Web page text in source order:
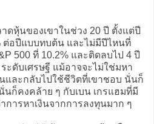
ดหุ้นของเขาในช่วง 20 ปี ตั้งแต่ปี
ต่อปีแบบทบต้น และไม่มีปีไหนที่
500 ที่ 10.2% และติดลบไป 4 ปี
ะดับเศรษฐี แม้อาจจะไม่ใช่มหา
นและกลับไปใช้ชีวิตที่เขาชอบ นั่นก็
ก็คงคล้าย ๆ กับเบน เกรแฮมที่มี
ารหาเงินจากการลงทุนมาก ๆ